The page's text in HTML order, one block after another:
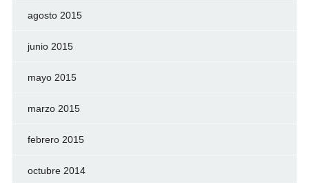
agosto 2015
junio 2015
mayo 2015
marzo 2015
febrero 2015
octubre 2014